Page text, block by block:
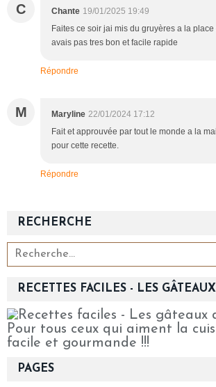
C Chante 19/01/2025 19:49
Faites ce soir jai mis du gruyères a la
avais pas tres bon et facile rapide
Répondre
M Maryline 22/01/2024 17:12
Fait et approuvée par tout le monde a la
pour cette recette.
Répondre
RECHERCHE
RECETTES FACILES - LES
Pour tous ceux qui aiment la
facile et gourmande !!!
PAGES